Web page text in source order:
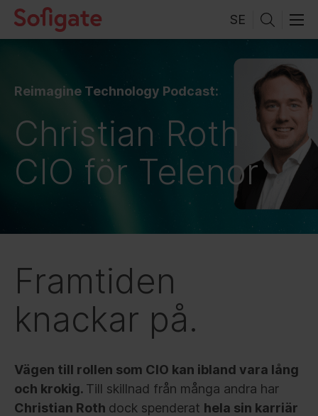
Skip
SE
Reimagine Technology Podcast:
Christian Roth
CIO för Telenor
Framtiden
knackar på.
Vägen till rollen som CIO kan ibland vara lång
och krokig. Till skillnad från många andra har
Christian Roth dock spenderat hela sin karriär